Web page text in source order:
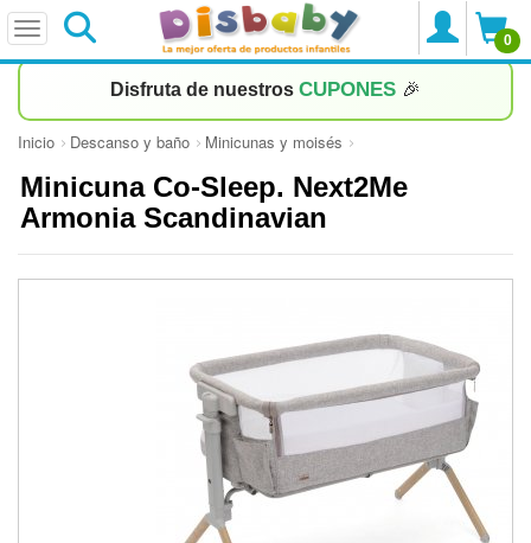
0
Disfruta de nuestros CUPONES 🎉
Inicio Descanso y baño Minicunas y moisés
Minicuna Co-Sleep. Next2Me
Armonia Scandinavian